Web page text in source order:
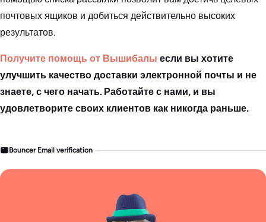
почтовых ящиков и добиться действительно высоких
результатов.
Получите помощь от Вышибалы если вы хотите
улучшить качество доставки электронной почты и не
знаете, с чего начать. Работайте с нами, и вы
удовлетворите своих клиентов как никогда раньше.
Bouncer Email verification